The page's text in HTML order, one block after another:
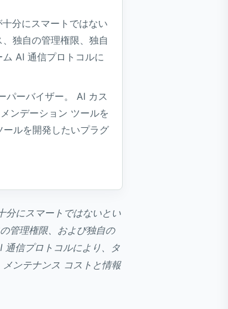
分にスマートではない
独自の管理権限、独自
AI 通信プロトコルに
パーバイザー。 AI カス
ンデーション ツールを
ルを開発したいプラグ
分にスマートではないとい
管理権限、および独自の
通信プロトコルにより、タ
ンテナンス コストと情報